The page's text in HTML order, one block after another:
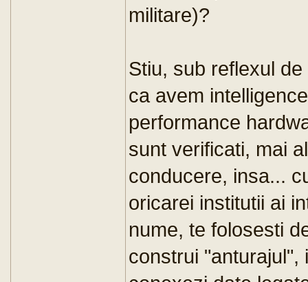
militare)?
Stiu, sub reflexul
ca avem
performance
sunt verificati, mai
conducere, insa...
oricarei institutii ai
nume, te folosesti
construi "anturajul",